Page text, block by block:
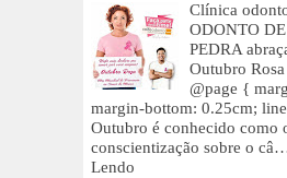
Clínica
ODONTO
PEDRA
Outubro Rosa
@page {
margin-bottom: 0.25cm;
Outubro é conhecido como
conscientização sobre o
Lendo